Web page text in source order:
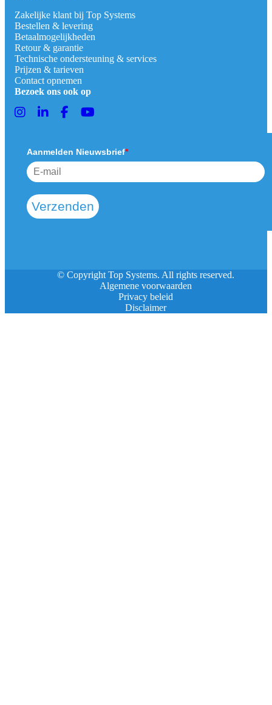
Zakelijke klant bij Top Systems
Bestellen & levering
Betaalmogelijkheden
Retour & garantie
Technische ondersteuning & services
Prijzen & tarieven
Contact opnemen
Bezoek ons ook op
Aanmelden Nieuwsbrief*
Verzenden
© Copyright Top Systems. All rights reserved.
Algemene voorwaarden
Privacy beleid
Disclaimer